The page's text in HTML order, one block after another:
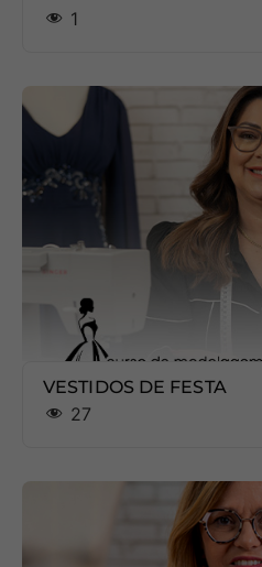
1
VESTIDOS DE FESTA
27